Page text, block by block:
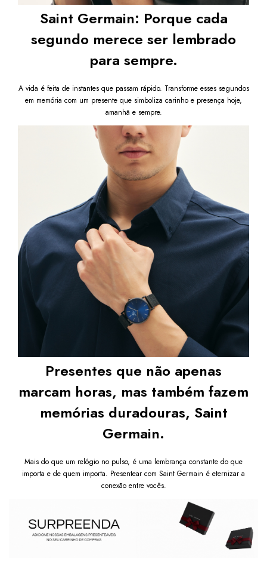
Saint Germain: Porque cada
segundo merece ser lembrado
para sempre.
A vida é feita de instantes que passam rápido. Transforme esses segundos
em memória com um presente que simboliza carinho e presença hoje,
amanhã e sempre.
Presentes que não apenas
marcam horas, mas também fazem
memórias duradouras, Saint
Germain.
Mais do que um relógio no pulso, é uma lembrança constante do que
importa e de quem importa. Presentear com Saint Germain é eternizar a
conexão entre vocês.